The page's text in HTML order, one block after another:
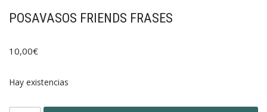
POSAVASOS FRIENDS FRASES
10,00€
Hay existencias